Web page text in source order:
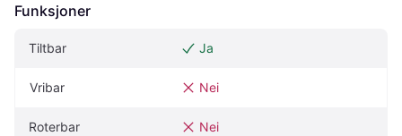
Funksjoner
Tiltbar Ja
Vribar Nei
Roterbar Nei